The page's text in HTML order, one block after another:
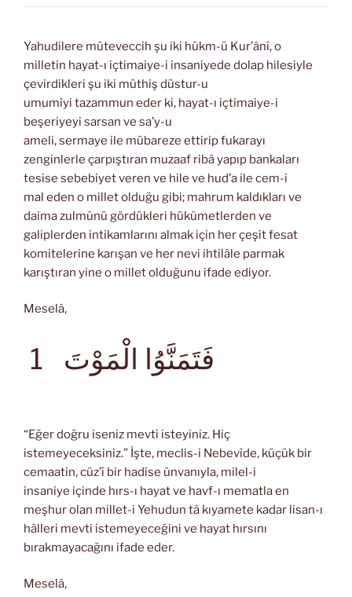
Yahudilere müteveccih şu iki hükm-ü Kur’ânî, o
milletin hayat-ı içtimaiye-i insaniyede dolap hilesiyle
çevirdikleri şu iki müthiş düstur-u
umumîyi tazammun eder ki, hayat-ı içtimaiye-i
beşeriyeyi sarsan ve sa’y-u
ameli, sermaye ile mübareze ettirip fukarayı
zenginlerle çarpıştıran muzaaf ribâ yapıp bankaları
tesise sebebiyet veren ve hile ve hud’a ile cem-i
mal eden o millet olduğu gibi; mahrum kaldıkları ve
daima zulmünü gördükleri hükûmetlerden ve
galiplerden intikamlarını almak için her çeşit fesat
komitelerine karışan ve her nevi ihtilâle parmak
karıştıran yine o millet olduğunu ifade ediyor.
Meselâ,
فَتَمَنَّوُا الْمَوْتَ
“Eğer doğru iseniz mevti isteyiniz. Hiç
istemeyeceksiniz.” İşte, meclis-i Nebevîde, küçük bir
cemaatin, cüz’î bir hadise ünvanıyla, milel-i
insaniye içinde hırs-ı hayat ve havf-ı mematla en
meşhur olan millet-i Yehudun tâ kıyamete kadar lisan-ı
hâlleri mevti istemeyeceğini ve hayat hırsını
bırakmayacağını ifade eder.
Meselâ,